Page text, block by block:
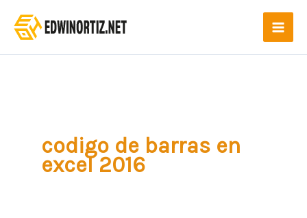
codigo de barras en
excel 2016